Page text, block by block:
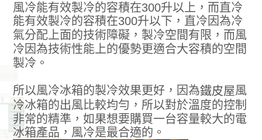
風冷能有效製冷的容積在300升以上，而直冷
能有效製冷的容積在300升以下，直冷因為冷
氣分配上面的技術障礙，製冷空間有限，而風
冷因為技術性能上的優勢更適合大容積的空間
製冷。
所以風冷冰箱的製冷效果更好，因為鐵皮屋風
冷冰箱的出風比較均勻，所以對於溫度的控制
非常的精準，如果想要購買一台容量較大的電
冰箱產品，風冷是最合適的。